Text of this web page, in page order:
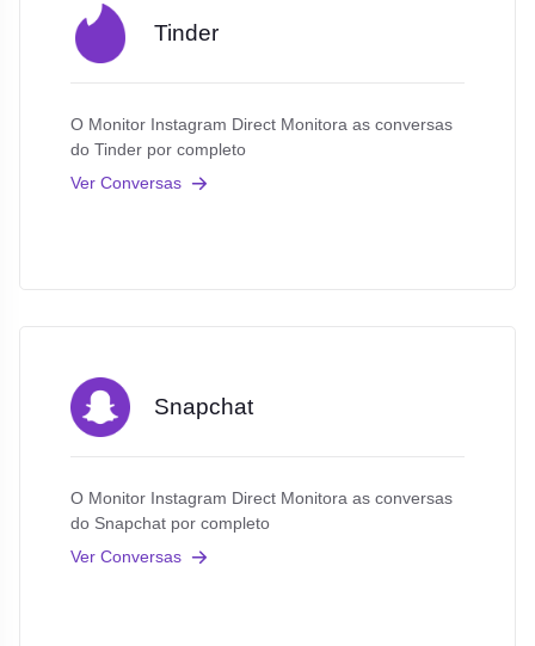
Tinder
O Monitor Instagram Direct Monitora as conversas
do Tinder por completo
Ver Conversas
Snapchat
O Monitor Instagram Direct Monitora as conversas
do Snapchat por completo
Ver Conversas